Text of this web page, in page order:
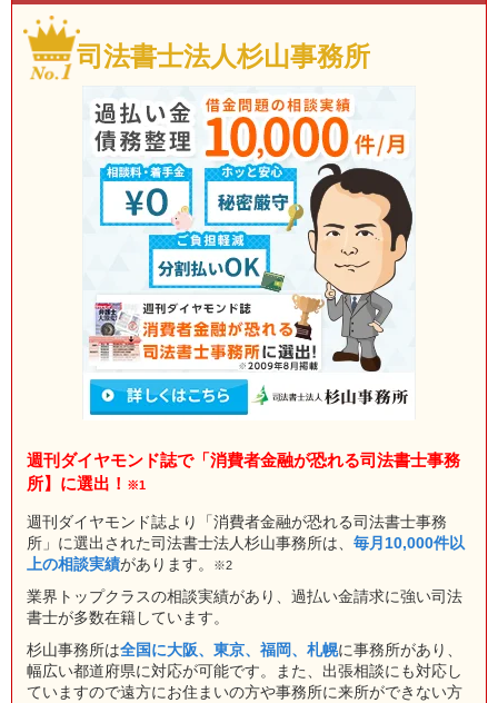
司法書士法人杉山事務所
週刊ダイヤモンド誌で「消費者金融が恐れる司法書士事務
所】に選出！ ※1
週刊ダイヤモンド誌より「消費者金融が恐れる司法書士事務
所」に選出された司法書士法人杉山事務所は、 毎月10,000件以
上の相談実績があります。 ※2
業界トップクラスの相談実績があり、過払い金請求に強い司法
書士が多数在籍しています。
杉山事務所は全国に大阪、東京、福岡、札幌に事務所があり、
幅広い都道府県に対応が可能です。また、出張相談にも対応し
ていますので遠方にお住まいの方や事務所に来所ができない方